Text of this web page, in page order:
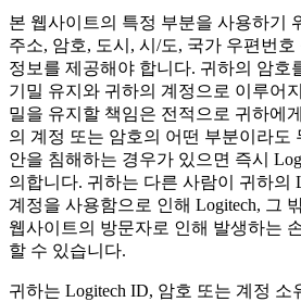
본 웹사이트의 특정 부분을 사용하기
주소, 암호, 도시, 시/도, 국가 우편번
정보를 제공해야 합니다. 귀하의 암호
기밀 유지와 귀하의 계정으로 이루어
밀을 유지할 책임은 전적으로 귀하에
의 계정 또는 암호의 어떤 부분이라도
안을 침해하는 경우가 있으면 즉시
의합니다. 귀하는 다른 사람이 귀하의
계정을 사용함으로 인해 Logitech, 그
웹사이트의 방문자로 인해 발생하는
할 수 있습니다.
귀하는 Logitech ID, 암호 또는 계정